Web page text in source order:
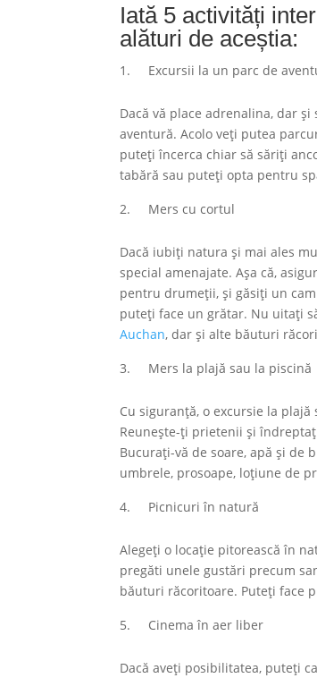
Iată 5 activități
alături de aceștia:
Excursii la un parc de
Dacă vă place adrenalina, dar
aventură. Acolo veți putea
puteți încerca chiar să săriți
tabără sau puteți opta pentru
Mers cu cortul
Dacă iubiți natura și mai ales
special amenajate. Așa că,
pentru drumeții, și găsiți un
puteți face un grătar. Nu uitați
Auchan, dar și alte băuturi
Mers la plajă sau la piscină
Cu siguranță, o excursie la
Reunește-ți prietenii și
Bucurați-vă de soare, apă și de
umbrele, prosoape, loțiune de
Picnicuri în natură
Alegeți o locație pitorească în
pregăti unele gustări precum
băuturi răcoritoare. Puteți face
Cinema în aer liber
Dacă aveți posibilitatea, puteți